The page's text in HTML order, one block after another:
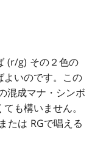
(r/g) その２色の
よいのです。この
混成マナ・シンボ
も構いません。
たは RGで唱える